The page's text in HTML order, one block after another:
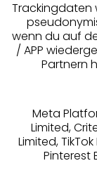
Über uns
Rechtliches
Alle Preise inkl.
Trackingdaten
wenn du auf
/ APP
Partnern
Meta
Limited,
Limited,
Pinterest